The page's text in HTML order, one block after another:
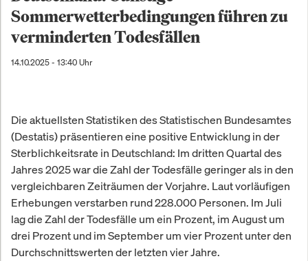
Sommerwetterbedingungen führen zu
verminderten Todesfällen
14.10.2025 - 13:40 Uhr
Die aktuellsten Statistiken des Statistischen Bundesamtes
(Destatis) präsentieren eine positive Entwicklung in der
Sterblichkeitsrate in Deutschland: Im dritten Quartal des
Jahres 2025 war die Zahl der Todesfälle geringer als in den
vergleichbaren Zeiträumen der Vorjahre. Laut vorläufigen
Erhebungen verstarben rund 228.000 Personen. Im Juli
lag die Zahl der Todesfälle um ein Prozent, im August um
drei Prozent und im September um vier Prozent unter den
Durchschnittswerten der letzten vier Jahre.